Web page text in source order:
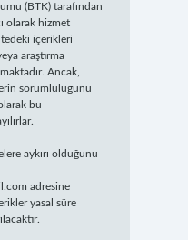
(BTK) tarafından
olarak hizmet
içerikleri
araştırma
Ancak,
sorumluluğunu
bu
aykırı olduğunu
adresine
yasal süre